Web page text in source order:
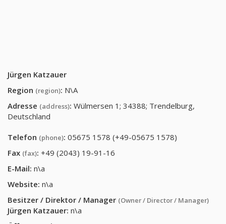
Jürgen Katzauer
Region (region): N\A
Adresse (address): Wülmersen 1; 34388; Trendelburg,
Deutschland
Telefon (phone): 05675 1578 (+49-05675 1578)
Fax (fax): +49 (2043) 19-91-16
E-Mail: n\a
Website: n\a
Besitzer / Direktor / Manager (Owner / Director / Manager)
Jürgen Katzauer: n\a